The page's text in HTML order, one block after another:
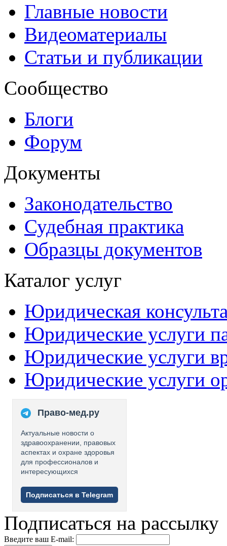
Главные новости
Видеоматериалы
Статьи и публикации
Сообщество
Блоги
Форум
Документы
Законодательство
Судебная практика
Образцы документов
Каталог услуг
Юридическая
Юридические услуги
Юридические услуги
Юридические услуги
Право-мед.ру
Актуальные новости о
здравоохранении, правовых
аспектах и охране здоровья
для профессионалов и
интересующихся
Подписаться в Telegram
Подписаться на рассылку
Введите ваш E-mail: